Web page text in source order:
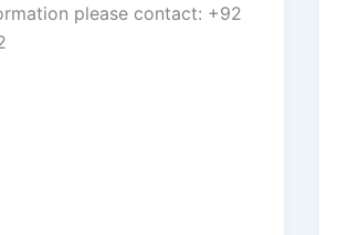
please contact: +92